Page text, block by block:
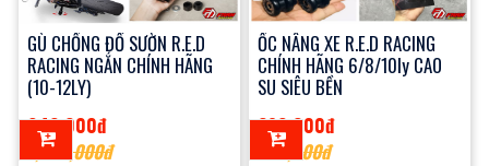
GÙ CHỐNG ĐỔ SƯỜN R.E.D
RACING NGẮN CHÍNH HÃNG
(10-12LY)
940,000đ
1,200,000đ
ỐC NÂNG XE R.E.D RACING
CHÍNH HÃNG 6/8/10ly CAO
SU SIÊU BỀN
280,000đ
400,000đ